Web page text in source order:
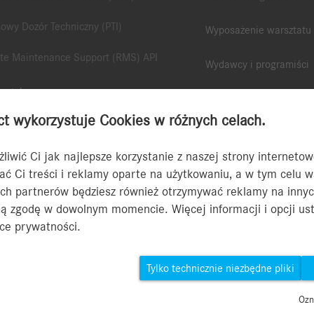
wykorzystuje Cookies w różnych celach.
Ci jak najlepsze korzystanie z naszej strony
Ci treści i reklamy oparte na użytkowaniu, a w tym celu
partnerów będziesz również otrzymywać reklamy na
zgodę w dowolnym momencie. Więcej informacji i opcji
prywatności.
Tylko technicznie niezbędne pliki
Dozór Techniczny (PTI)
Maintenance Support (RMS) API
Diagnosis Lite
Pass Thru EU
Diagnostic Support (RDS) API
Scope
Wyposażenie warsztatu
Wydawcy i programiści
Aplikacja B2B Connect
Wpisz numery